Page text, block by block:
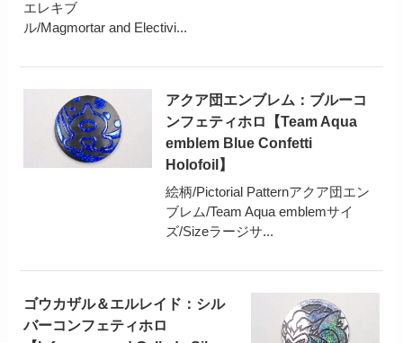
エレキブ
ル/Magmortar and Electivi...
アクア団エンブレム：ブルーコ
ンフェティホロ【Team Aqua
emblem Blue Confetti
Holofoil】
絵柄/Pictorial Patternアクア団エン
ブレム/Team Aqua emblemサイ
ズ/Sizeラージサ...
ゴウカザル＆エルレイド：シル
バーコンフェティホロ